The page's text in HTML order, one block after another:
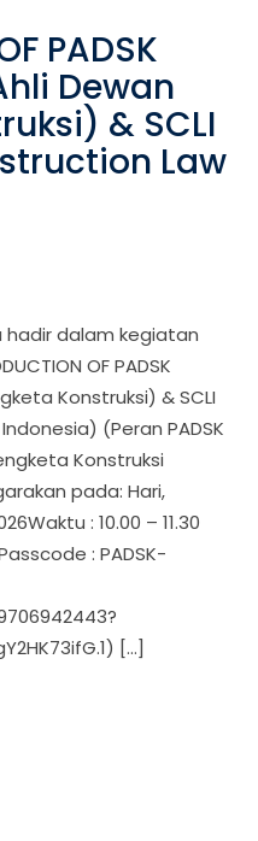
PADSK
Dewan
& SCLI
Law
hadir dalam kegiatan
OF PADSK
Konstruksi) & SCLI
(Peran PADSK
Konstruksi
pada: Hari,
: 10.00 – 11.30
: PADSK-
[…]